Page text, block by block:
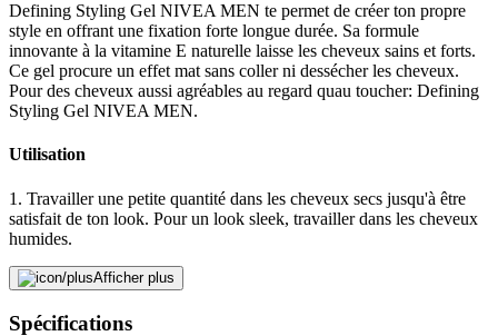
Defining Styling Gel NIVEA MEN te permet de créer ton propre
style en offrant une fixation forte longue durée. Sa formule
innovante à la vitamine E naturelle laisse les cheveux sains et forts.
Ce gel procure un effet mat sans coller ni dessécher les cheveux.
Pour des cheveux aussi agréables au regard quau toucher: Defining
Styling Gel NIVEA MEN.
Utilisation
1. Travailler une petite quantité dans les cheveux secs jusqu'à être
satisfait de ton look. Pour un look sleek, travailler dans les cheveux
humides.
Traduit par DeepL.com
Signaler une erreur
Afficher plus
Spécifications